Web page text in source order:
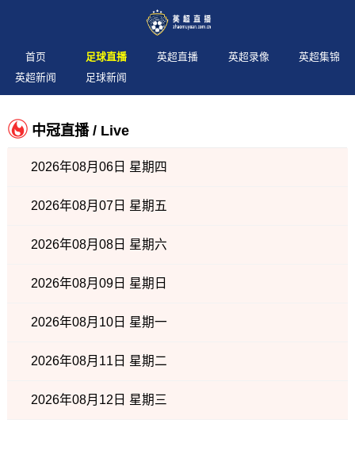
首页 足球直播 英超直播 英超录像
英超集锦
英超新闻
足球新闻
中冠直播 / Live
2026年08月06日 星期四
2026年08月07日 星期五
2026年08月08日 星期六
2026年08月09日 星期日
2026年08月10日 星期一
2026年08月11日 星期二
2026年08月12日 星期三